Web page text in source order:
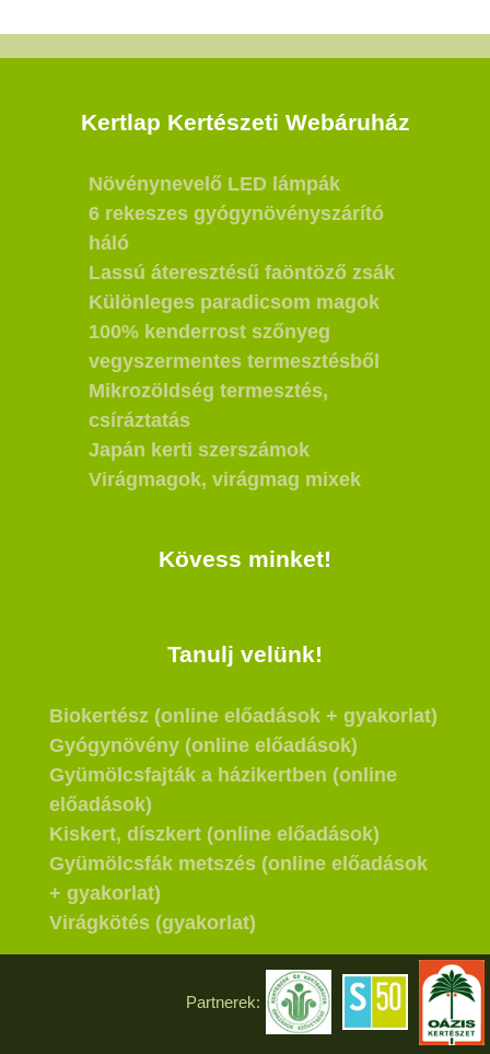
Kertlap Kertészeti Webáruház
Növénynevelő LED lámpák
6 rekeszes gyógynövényszárító
háló
Lassú áteresztésű faöntöző zsák
Különleges paradicsom magok
100% kenderrost szőnyeg
vegyszermentes termesztésből
Mikrozöldség termesztés,
csíráztatás
Japán kerti szerszámok
Virágmagok, virágmag mixek
Kövess minket!
Tanulj velünk!
Biokertész (online előadások + gyakorlat)
Gyógynövény (online előadások)
Gyümölcsfajták a házikertben (online
előadások)
Kiskert, díszkert (online előadások)
Gyümölcsfák metszés (online előadások
+ gyakorlat)
Virágkötés (gyakorlat)
Partnerek: